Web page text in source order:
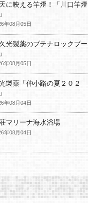
に映える竿燈！「川口竿燈
年08月05日
久光製薬のブテナロックブー
年08月05日
製薬「仲小路の夏２０２
年08月04日
マリーナ海水浴場
年08月04日